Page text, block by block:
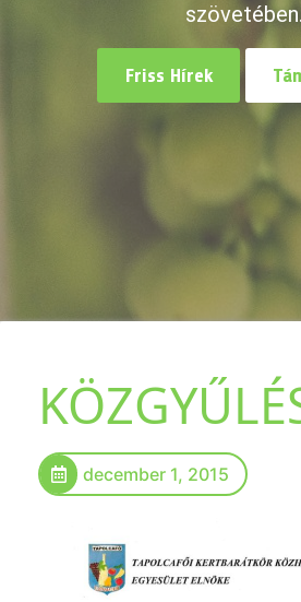
szövetében.
Friss Hírek
december 1, 2015